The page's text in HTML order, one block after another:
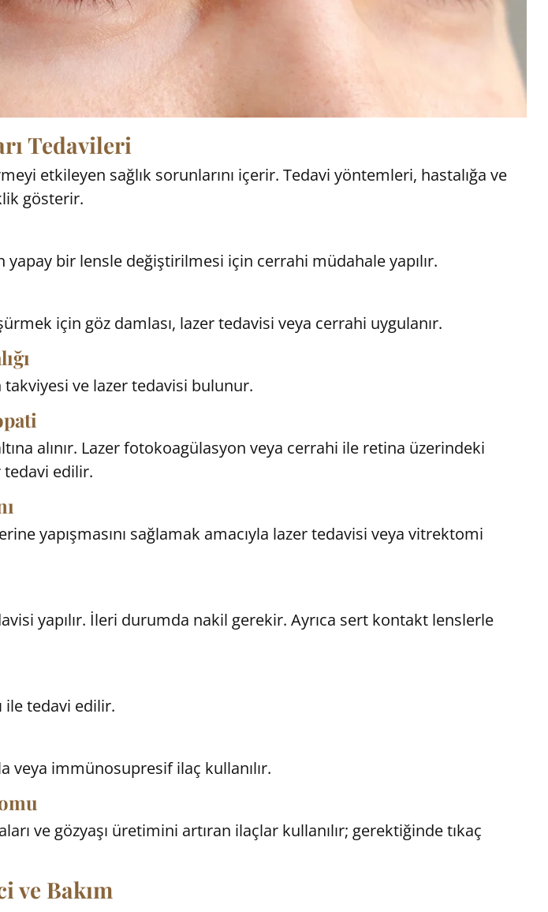
Tedavileri
etkileyen sağlık sorunlarını içerir. Tedavi yöntemleri, hastalığa ve
gösterir.
yapay bir lensle değiştirilmesi için cerrahi müdahale yapılır.
için göz damlası, lazer tedavisi veya cerrahi uygulanır.
ve lazer tedavisi bulunur.
alınır. Lazer fotokoagülasyon veya cerrahi ile retina üzerindeki
tedavi edilir.
yapışmasını sağlamak amacıyla lazer tedavisi veya vitrektomi
yapılır. İleri durumda nakil gerekir. Ayrıca sert kontakt lenslerle
ile tedavi edilir.
veya immünosupresif ilaç kullanılır.
ve gözyaşı üretimini artıran ilaçlar kullanılır; gerektiğinde tıkaç
ve Bakım